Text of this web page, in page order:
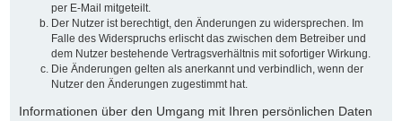
per E-Mail mitgeteilt.
Der Nutzer ist berechtigt, den Änderungen zu widersprechen. Im
Falle des Widerspruchs erlischt das zwischen dem Betreiber und
dem Nutzer bestehende Vertragsverhältnis mit sofortiger Wirkung.
Die Änderungen gelten als anerkannt und verbindlich, wenn der
Nutzer den Änderungen zugestimmt hat.
Informationen über den Umgang mit Ihren persönlichen Daten